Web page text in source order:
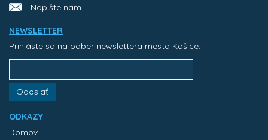
Napíšte nám
NEWSLETTER
Prihláste sa na odber newslettera mesta Košice:
Odoslať
ODKAZY
Domov